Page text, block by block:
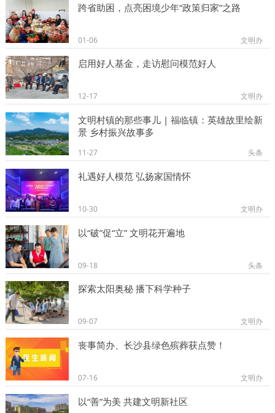
跨省助困，点亮困境少年“政策归家”之路
01-06 文明办
启用好人基金，走访慰问模范好人
12-17 文明办
文明村镇的那些事儿 | 福临镇：英雄故里绘新
景 乡村振兴故事多
11-27 头条
礼遇好人模范 弘扬家国情怀
10-30 文明办
以“破”促“立” 文明花开遍地
09-18 头条
探索太阳奥秘 播下科学种子
09-07 文明办
丧事简办、长沙县绿色殡葬获点赞！
07-16 文明办
以“善”为美 共建文明新社区